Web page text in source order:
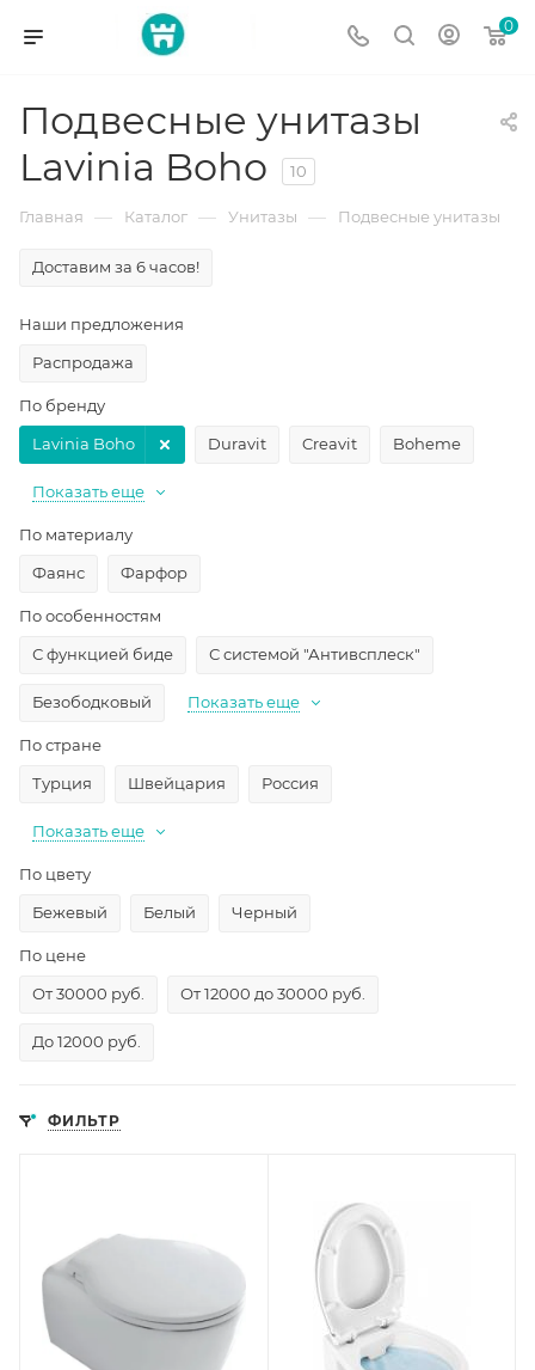
0
Подвесные унитазы
Lavinia Boho
10
Главная — Каталог — Унитазы — Подвесные унитазы
Доставим за 6 часов!
Наши предложения
Распродажа
По бренду
Duravit
Creavit Boheme
Lavinia Boho
Показать еще
По материалу
Фаянс
Фарфор
По особенностям
С функцией биде
С системой "Антивсплеск"
Безободковый Показать еще
По стране
Турция
Швейцария Россия
Показать еще
По цвету
Бежевый
Белый Черный
По цене
От 30000 руб.
От 12000 до 30000 руб.
До 12000 руб.
ФИЛЬТР